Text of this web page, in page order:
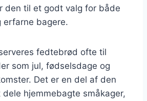
den til et godt valg for både
erfarne bagere.
fedtebrød ofte til
som jul, fødselsdage og
Det er en del af den
hjemmebagte småkager,